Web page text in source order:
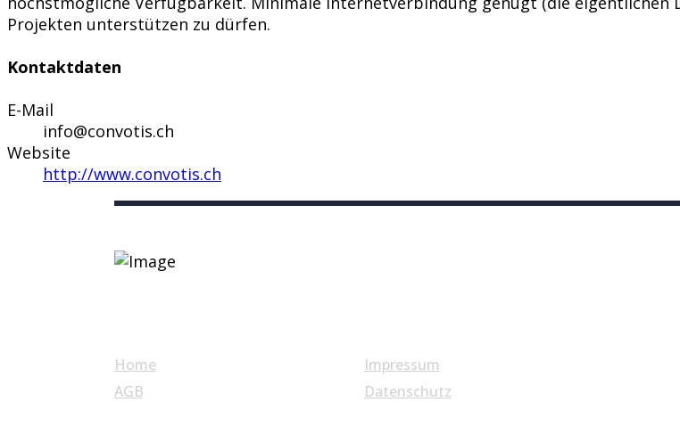
Projekten unterstützen zu dürfen.
Kontaktdaten
E-Mail
info@convotis.ch
Website
http://www.convotis.ch
Home
AGB
Impressum
Datenschutz